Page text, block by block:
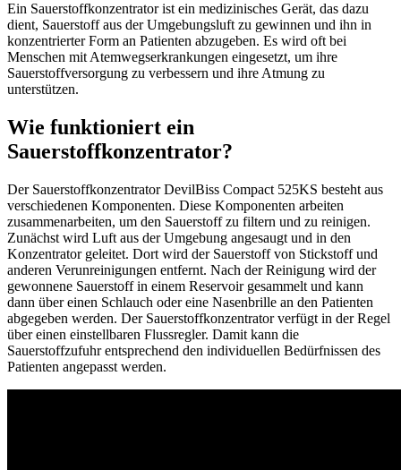
Ein Sauerstoffkonzentrator ist ein medizinisches Gerät, das dazu
dient, Sauerstoff aus der Umgebungsluft zu gewinnen und ihn in
konzentrierter Form an Patienten abzugeben. Es wird oft bei
Menschen mit Atemwegserkrankungen eingesetzt, um ihre
Sauerstoffversorgung zu verbessern und ihre Atmung zu
unterstützen.
Wie funktioniert ein
Sauerstoffkonzentrator?
Der Sauerstoffkonzentrator DevilBiss Compact 525KS besteht aus
verschiedenen Komponenten. Diese Komponenten arbeiten
zusammenarbeiten, um den Sauerstoff zu filtern und zu reinigen.
Zunächst wird Luft aus der Umgebung angesaugt und in den
Konzentrator geleitet. Dort wird der Sauerstoff von Stickstoff und
anderen Verunreinigungen entfernt. Nach der Reinigung wird der
gewonnene Sauerstoff in einem Reservoir gesammelt und kann
dann über einen Schlauch oder eine Nasenbrille an den Patienten
abgegeben werden. Der Sauerstoffkonzentrator verfügt in der Regel
über einen einstellbaren Flussregler. Damit kann die
Sauerstoffzufuhr entsprechend den individuellen Bedürfnissen des
Patienten angepasst werden.